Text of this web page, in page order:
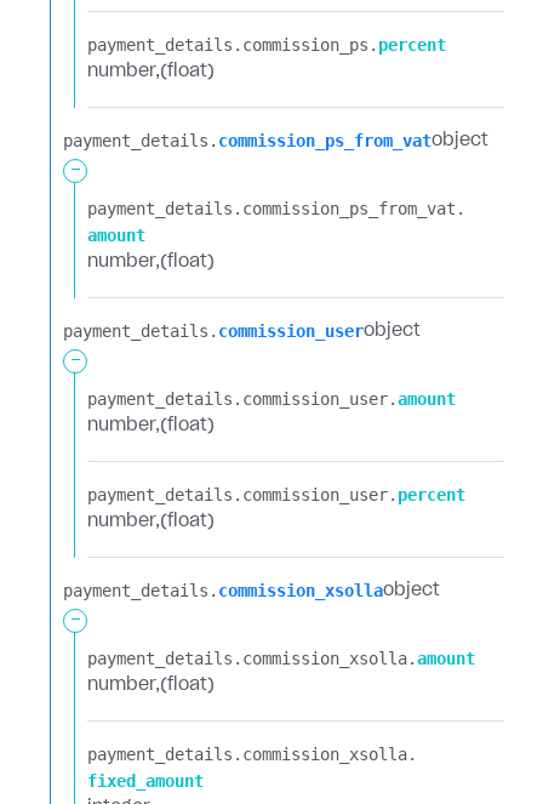
payment_details.​ commission_ps.​ percent
number (float)
payment_details.​ commission_ps_from_vatobject
-
payment_details.​ commission_ps_from_vat.​
amount
number (float)
payment_details.​ commission_userobject
-
payment_details.​ commission_user.​amount
number (float)
payment_details.​ commission_user.​ percent
number (float)
payment_details.​ commission_xsollaobject
-
payment_details.​ commission_xsolla.​amount
number (float)
payment_details.​ commission_xsolla.​
fixed_amount